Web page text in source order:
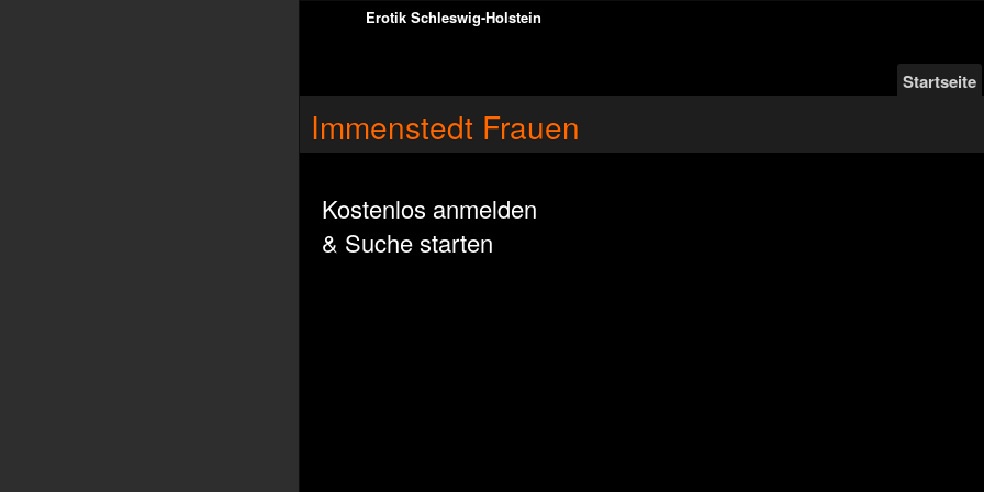
Erotik Schleswig-Holstein
Startseite
Immenstedt Frauen
Kostenlos anmelden
& Suche starten